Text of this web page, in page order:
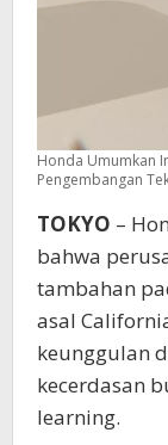
Honda Umumkan
Pengembangan
TOKYO –
bahwa
tambahan
asal
keunggulan
kecerdasan
learning.